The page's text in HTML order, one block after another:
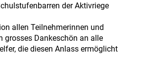
der Aktivriege
allen Teilnehmerinnen und
grosses Dankeschön an alle
die diesen Anlass ermöglicht